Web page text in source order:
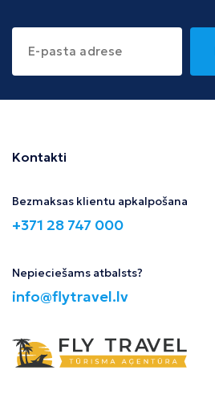
Kontakti
Bezmaksas klientu apkalpošana
+371 28 747 000
Nepieciešams atbalsts?
info@flytravel.lv